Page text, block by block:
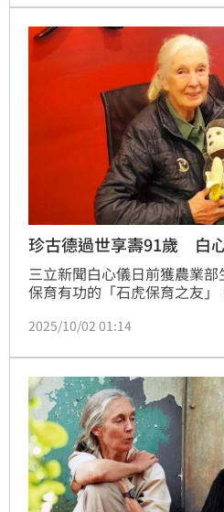
珍古德過世享壽91歲 白
三立新聞白心儀日前獲農業
保育有功的「石虎保育之友
紀錄片，包括《亞洲貓科大復
這個星期日，三立 SET
虎．加油〉，記錄五個石虎
事，三立新聞54台下午16:00
2025/10/02 01:14